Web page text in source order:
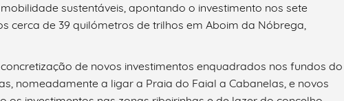
sustentáveis, apontando o investimento nos sete
cerca de 39 quilómetros de trilhos em Aboim da Nóbrega,
de novos investimentos enquadrados nos fundos do
nomeadamente a ligar a Praia do Faial a Cabanelas, e novos